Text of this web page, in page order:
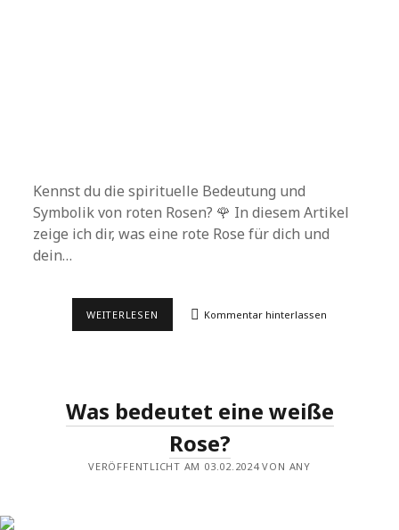
Kennst du die spirituelle Bedeutung und
Symbolik von roten Rosen? 🌹 In diesem Artikel
zeige ich dir, was eine rote Rose für dich und
dein…
WEITERLESEN Kommentar hinterlassen
Was bedeutet eine weiße
Rose?
VERÖFFENTLICHT AM 03.02.2024 VON ANY